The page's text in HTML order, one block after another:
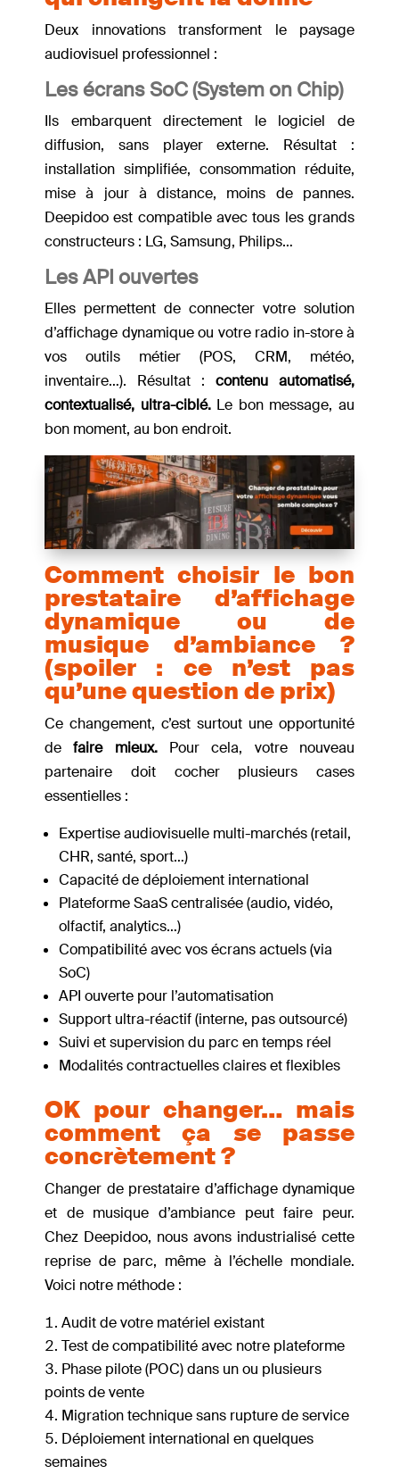
Deux innovations transforment le paysage
audiovisuel professionnel :
Les écrans SoC (System on Chip)
Ils embarquent directement le logiciel de
diffusion, sans player externe. Résultat :
installation simplifiée, consommation réduite,
mise à jour à distance, moins de pannes.
Deepidoo est compatible avec tous les grands
constructeurs : LG, Samsung, Philips…
Les API ouvertes
Elles permettent de connecter votre solution
d’affichage dynamique ou votre radio in-store à
vos outils métier (POS, CRM, météo,
inventaire…). Résultat : contenu automatisé,
contextualisé, ultra-ciblé.Le bon message, au
bon moment, au bon endroit.
Comment choisir le bon
prestataire d’affichage
dynamique ou de
musique d’ambiance ?
(spoiler : ce n’est pas
qu’une question de prix)
Ce changement, c’est surtout une opportunité
defaire mieux.Pour cela, votre nouveau
partenaire doit cocher plusieurs cases
essentielles :
Expertise audiovisuelle multi-marchés (retail,
CHR, santé, sport…)
Capacité de déploiement international
Plateforme SaaS centralisée (audio, vidéo,
olfactif, analytics…)
Compatibilité avec vos écrans actuels (via
SoC)
API ouverte pour l’automatisation
Support ultra-réactif (interne, pas outsourcé)
Suivi et supervision du parc en temps réel
Modalités contractuelles claires et flexibles
OK pour changer… mais
comment ça se passe
concrètement ?
Changer de prestataire d’affichage dynamique
et de musique d’ambiance peut faire peur.
Chez Deepidoo, nous avons industrialisé cette
reprise de parc, même à l’échelle mondiale.
Voici notre méthode :
Audit de votre matériel existant
Test de compatibilité avec notre plateforme
Phase pilote (POC) dans un ou plusieurs
points de vente
Migration technique sans rupture de service
Déploiement international en quelques
semaines